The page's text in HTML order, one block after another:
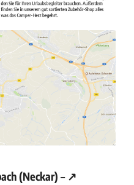
(Neckar) – ↗️